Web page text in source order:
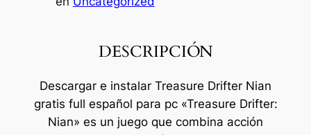
DESCRIPCIÓN
Descargar e instalar Treasure Drifter Nian
gratis full español para pc «Treasure Drifter:
Nian» es un juego que combina acción